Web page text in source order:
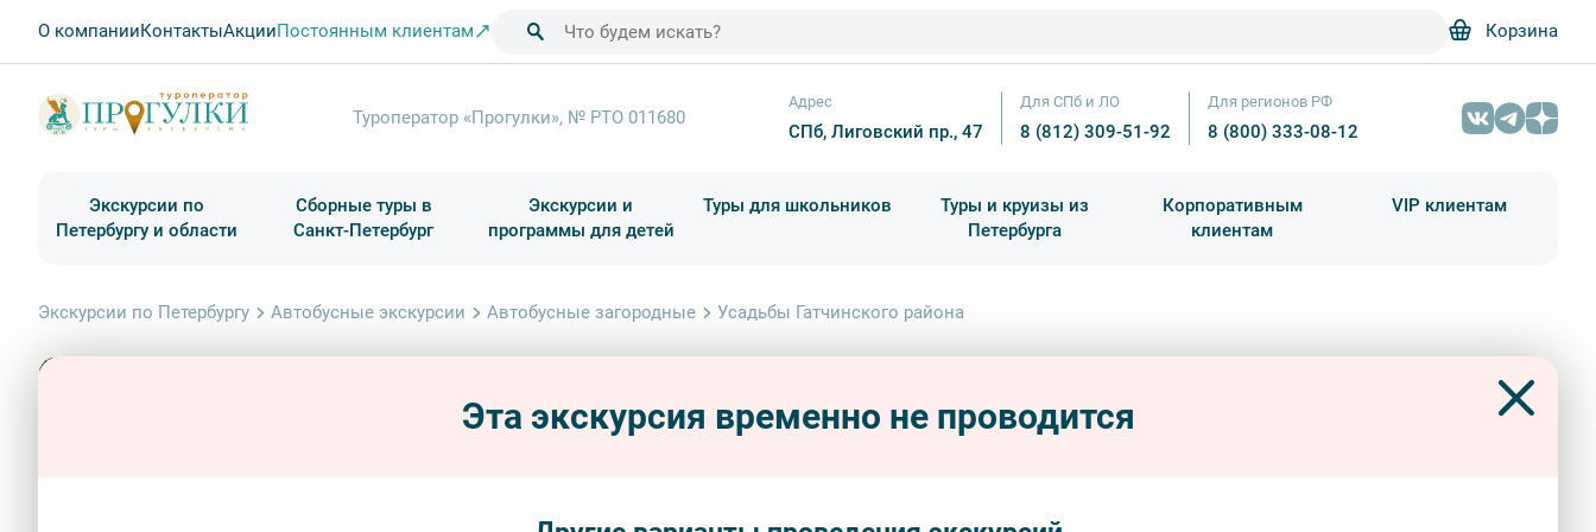
О компанииКонтактыАкцииПостоянным клиентам Корзина
Туроператор «Прогулки», № РТО 011680
Адрес
СПб, Лиговский пр., 47
Для СПб и ЛО
8 (812) 309-51-92
Для регионов РФ
8 (800) 333-08-12
Экскурсии по
Петербургу и области
Сборные туры в
Санкт-Петербург
Экскурсии и
программы для детей
Туры для школьников
Туры и круизы из
Петербурга
Корпоративным
клиентам
VIP клиентам
Экскурсии по Петербургу Автобусные экскурсии Автобусные загородные Усадьбы Гатчинского района
Автобусная экскурсия
Эта экскурсия временно не проводится